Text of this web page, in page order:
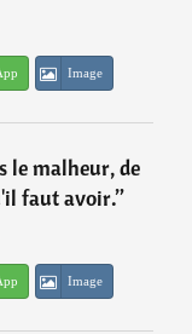
Image
le malheur, de
faut avoir.”
Image